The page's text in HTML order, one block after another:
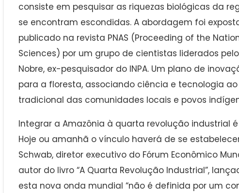
consiste em pesquisar as riquezas biológicas da
se encontram escondidas. A abordagem foi
publicado na revista PNAS (Proceeding of the
Sciences) por um grupo de cientistas liderados
Nobre, ex-pesquisador do INPA. Um plano de
para a floresta, associando ciência e tecnologia
tradicional das comunidades locais e povos
Integrar a Amazônia à quarta revolução industrial
Hoje ou amanhã o vínculo haverá de se
Schwab, diretor executivo do Fórum Econômico
autor do livro “A Quarta Revolução Industrial”,
esta nova onda mundial “não é definida por um